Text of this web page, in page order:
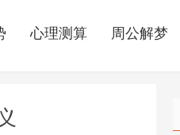
心理测算 周公解梦